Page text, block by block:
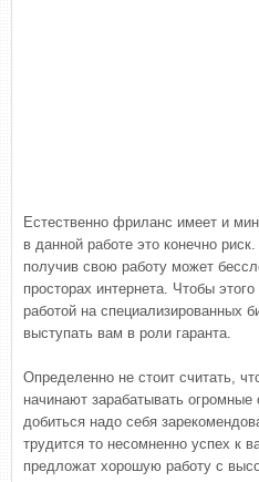
Естественно фриланс имеет и
в данной работе это конечно
получив свою работу может
просторах интернета. Чтобы
работой на специализированных
выступать вам в роли гаранта.
Определенно не стоит считать,
начинают зарабатывать
добиться надо себя
трудится то несомненно успех к
предложат хорошую работу с